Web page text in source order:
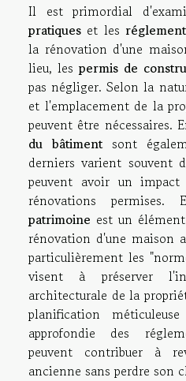
Il est primordial
pratiques et les
la rénovation d'une
lieu, les permis de
pas négliger. Selon la
et l'emplacement de la
peuvent être nécessaires.
du bâtimentsont
derniers varient souvent
peuvent avoir un
rénovations
patrimoine est un
rénovation d'une maison
particulièrement les
visent à préserver
architecturale de la
planification
approfondie des
peuvent contribuer à
ancienne sans perdre son